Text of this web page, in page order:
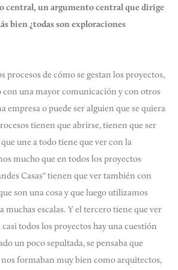
central, un argumento central que dirige
bien ¿todas son exploraciones
de cómo se gestan los proyectos,
con una mayor comunicación y con otros
o puede ser alguien que se quiera
tienen que abrirse, tienen que ser
une a todo tiene que ver con la
mucho que en todos los proyectos
Casas" tienen que ver también con
son una cosa y que luego utilizamos
escalas. Y el tercero tiene que ver
todos los proyectos hay una cuestión
un poco sepultada, se pensaba que
formaban muy bien como arquitectos,